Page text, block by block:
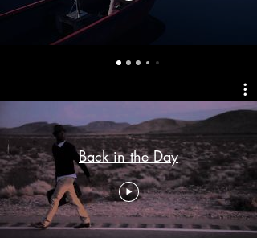
Back in the Day